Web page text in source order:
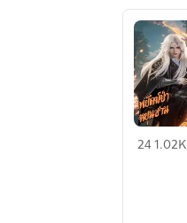
พยัคฆ์
241.02K